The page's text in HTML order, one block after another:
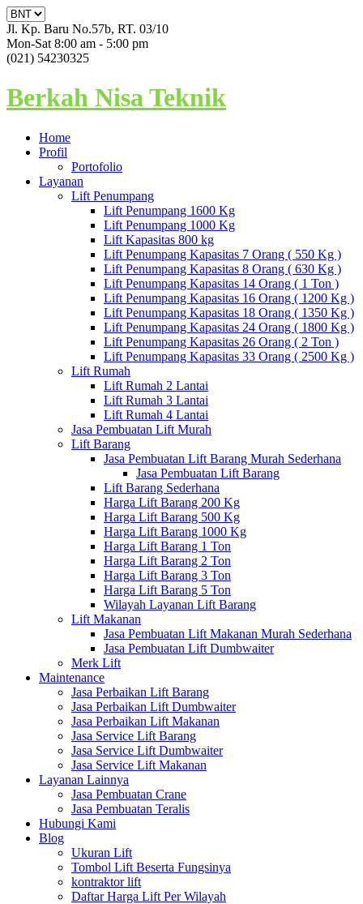
Jl. Kp. Baru No.57b, RT. 03/10
Mon-Sat 8:00 am - 5:00 pm
(021) 54230325
Berkah Nisa Teknik
Home
Profil
Portofolio
Layanan
Lift Penumpang
Lift Penumpang 1600 Kg
Lift Penumpang 1000 Kg
Lift Kapasitas 800 kg
Lift Penumpang Kapasitas 7 Orang ( 550 Kg )
Lift Penumpang Kapasitas 8 Orang ( 630 Kg )
Lift Penumpang Kapasitas 14 Orang ( 1 Ton )
Lift Penumpang Kapasitas 16 Orang ( 1200 Kg )
Lift Penumpang Kapasitas 18 Orang ( 1350 Kg )
Lift Penumpang Kapasitas 24 Orang ( 1800 Kg )
Lift Penumpang Kapasitas 26 Orang ( 2 Ton )
Lift Penumpang Kapasitas 33 Orang ( 2500 Kg )
Lift Rumah
Lift Rumah 2 Lantai
Lift Rumah 3 Lantai
Lift Rumah 4 Lantai
Jasa Pembuatan Lift Murah
Lift Barang
Jasa Pembuatan Lift Barang Murah Sederhana
Jasa Pembuatan Lift Barang
Lift Barang Sederhana
Harga Lift Barang 200 Kg
Harga Lift Barang 500 Kg
Harga Lift Barang 1000 Kg
Harga Lift Barang 1 Ton
Harga Lift Barang 2 Ton
Harga Lift Barang 3 Ton
Harga Lift Barang 5 Ton
Wilayah Layanan Lift Barang
Lift Makanan
Jasa Pembuatan Lift Makanan Murah Sederhana
Jasa Pembuatan Lift Dumbwaiter
Merk Lift
Maintenance
Jasa Perbaikan Lift Barang
Jasa Perbaikan Lift Dumbwaiter
Jasa Perbaikan Lift Makanan
Jasa Service Lift Barang
Jasa Service Lift Dumbwaiter
Jasa Service Lift Makanan
Layanan Lainnya
Jasa Pembuatan Crane
Jasa Pembuatan Teralis
Hubungi Kami
Blog
Ukuran Lift
Tombol Lift Beserta Fungsinya
kontraktor lift
Daftar Harga Lift Per Wilayah